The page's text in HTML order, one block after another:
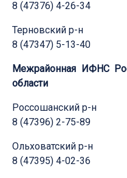
8 (47376) 4-26-34
Терновский р-н
8 (47347) 5-13-40
Межрайонная ИФНС
области
Россошанский р-н
8 (47396) 2-75-89
Ольховатский р-н
8 (47395) 4-02-36